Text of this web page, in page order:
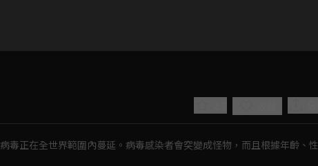
毒正在全世界範圍內蔓延。病毒感染者會突變成怪物，而且根據年齡、性